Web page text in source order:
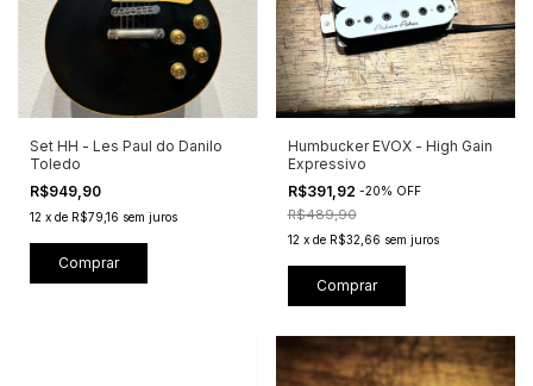
Set HH - Les Paul do Danilo
Toledo
R$949,90
12 x de R$79,16 sem juros
Comprar
Humbucker EVOX - High Gain
Expressivo
R$391,92 -20% OFF
R$489,90
12 x de R$32,66 sem juros
Comprar